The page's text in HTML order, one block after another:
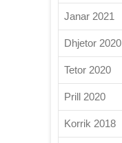
Janar 2021
Dhjetor 2020
Tetor 2020
Prill 2020
Korrik 2018